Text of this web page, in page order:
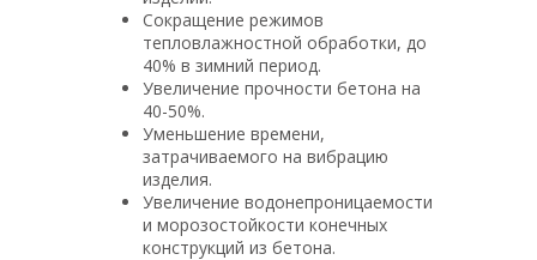
Сокращение режимов
тепловлажностной обработки, до
40% в зимний период.
Увеличение прочности бетона на
40-50%.
Уменьшение времени,
затрачиваемого на вибрацию
изделия.
Увеличение водонепроницаемости
и морозостойкости конечных
конструкций из бетона.